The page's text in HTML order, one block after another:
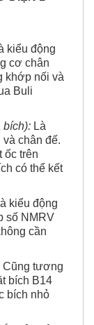
kiểu động
cơ chân
khớp nối và
Buli
bích): Là
chân đế.
ốc trên
có thể kết
kiểu động
số NMRV
cần
Cũng tương
bích B14
bích nhỏ